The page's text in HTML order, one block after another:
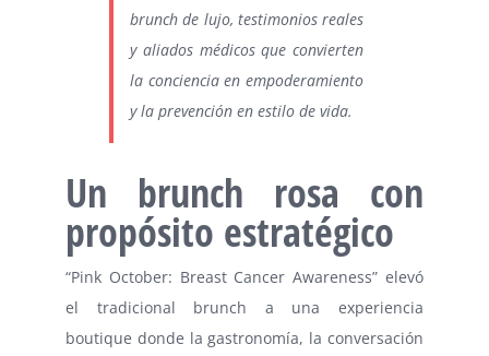
brunch de lujo, testimonios reales
y aliados médicos que convierten
la conciencia en empoderamiento
y la prevención en estilo de vida.
Un brunch rosa con
propósito estratégico
“Pink October: Breast Cancer Awareness” elevó
el tradicional brunch a una experiencia
boutique donde la gastronomía, la conversación